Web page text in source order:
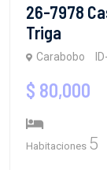
26-7978
Triga
Carabobo
$ 80,000
Habitaciones 5